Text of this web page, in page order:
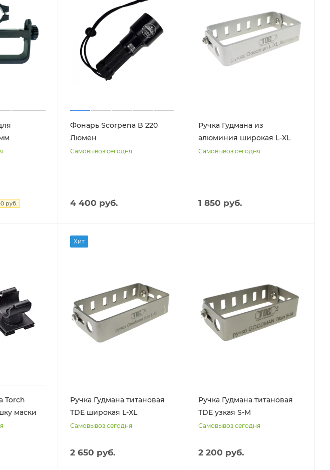
руб.
Фонарь Scorpena B 220
Люмен
Самовывоз сегодня
4 400 руб.
Ручка Гудмана из
алюминия широкая L-XL
Самовывоз сегодня
1 850 руб.
Torch
маски
Хит
Ручка Гудмана титановая
TDE широкая L-XL
Самовывоз сегодня
2 650 руб.
Ручка Гудмана титановая
TDE узкая S-M
Самовывоз сегодня
2 200 руб.